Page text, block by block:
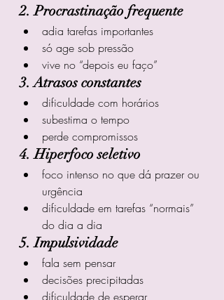
2. Procrastinação frequente
adia tarefas importantes
só age sob pressão
vive no “depois eu faço”
3. Atrasos constantes
dificuldade com horários
subestima o tempo
perde compromissos
4. Hiperfoco seletivo
foco intenso no que dá prazer ou
urgência
dificuldade em tarefas “normais”
do dia a dia
5. Impulsividade
fala sem pensar
decisões precipitadas
dificuldade de esperar